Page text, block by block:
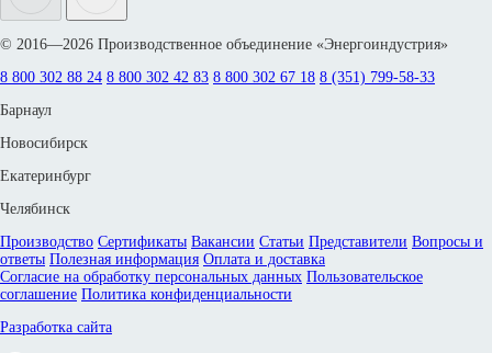
© 2016—2026 Производственное объединение «Энергоиндустрия»
8 800 302 88 24 8 800 302 42 83 8 800 302 67 18 8 (351) 799-58-33
Барнаул
Новосибирск
Екатеринбург
Челябинск
Производство Сертификаты Вакансии Статьи Представители Вопросы и
ответы Полезная информация Оплата и доставка
Согласие на обработку персональных данных Пользовательское
соглашение Политика конфиденциальности
Разработка сайта